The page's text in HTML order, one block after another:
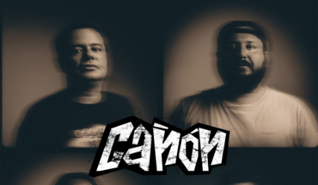
You're all set!